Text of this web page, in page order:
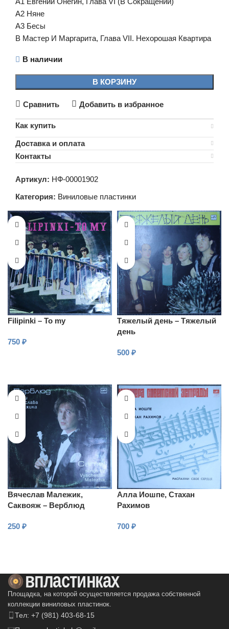
A2 Няне
A3 Бесы
B Мастер И Маргарита, Глава VII. Нехорошая Квартира
В наличии
В КОРЗИНУ
Сравнить Добавить в избранное
Как купить
Доставка и оплата
Контакты
Артикул: НФ-00001902
Категория: Виниловые пластинки
Filipinki – To my
750 ₽
Тяжелый день – Тяжелый
день
500 ₽
Вячеслав Малежик,
Саквояж – Верблюд
250 ₽
Алла Иошпе, Стахан
Рахимов
700 ₽
Площадка, на которой осуществляется продажа собственной
коллекции виниловых пластинок.
Тел: +7 (981) 403-68-15